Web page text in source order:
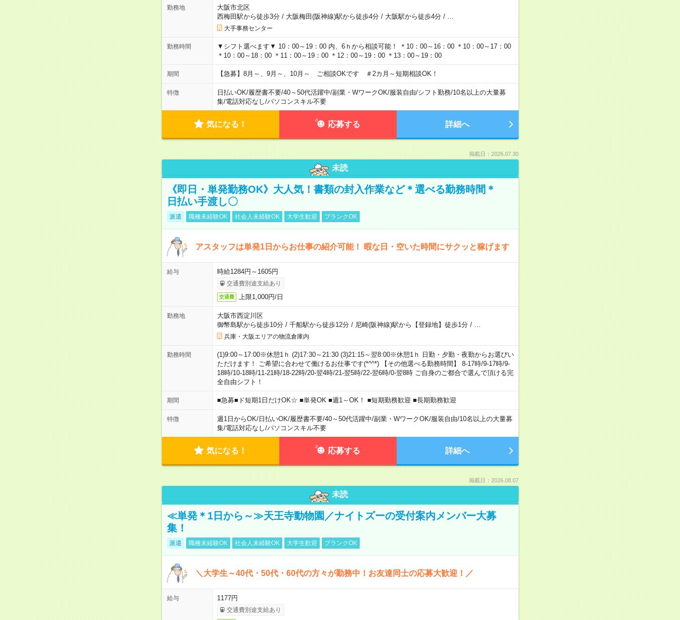
勤務地
大阪市北区
西梅田駅から徒歩3分/ 大阪梅田(阪神線)駅から徒歩4分/ 大阪駅から徒歩4分/
大手事務センター
勤務時間
▼シフト選べます▼ 10：00～19：00 内、6ｈから相談可能！ ＊10：00～16：00 ＊10：00～17：00
＊10：00～18：00 ＊11：00～19：00 ＊12：00～19：00 ＊13：00～19：00
期間 【急募】8月～、9月～、10月～ ご相談OKです ＃2カ月～短期相談OK！
特徴 日払いOK/履歴書不要/40～50代活躍中/副業・WワークOK/服装自由/シフト勤務/10名以上の大量募
集/電話対応なし/パソコンスキル不要
気になる！ 応募する 詳細へ
掲載日：2026.07.30
未読
《即日・単発勤務OK》大人気！書類の封入作業など＊選べる勤務時間＊
日払い手渡し〇
派遣 職種未経験OK 社会人未経験OK 大学生歓迎 ブランクOK
アスタッフは単発1日からお仕事の紹介可能！ 暇な日・空いた時間にサクッと稼げます
給与 時給1284円～1605円
交通費別途支給あり
交通費 上限1,000円/日
勤務地
大阪市西淀川区
御幣島駅から徒歩10分/ 千船駅から徒歩12分/ 尼崎(阪神線)駅から【登録地】徒歩1分/
兵庫・大阪エリアの物流倉庫内
勤務時間
(1)9:00～17:00※休憩1ｈ (2)17:30～21:30 (3)21:15～翌8:00※休憩1ｈ 日勤・夕勤・夜勤からお選びい
ただけます！ ご希望に合わせて働けるお仕事です(*^^*) 【その他選べる勤務時間】 8-17時/9-17時/9-
18時/10-18時/11-21時/18-22時/20-翌4時/21-翌5時/22-翌6時/0-翌8時 ご自身のご都合で選んで頂ける完
全自由シフト！
期間 ■急募■ド短期1日だけOK☆ ■単発OK ■週1～OK！ ■短期勤務歓迎 ■長期勤務歓迎
特徴 週1日からOK/日払いOK/履歴書不要/40～50代活躍中/副業・WワークOK/服装自由/10名以上の大量募
集/電話対応なし/パソコンスキル不要
気になる！ 応募する 詳細へ
掲載日：2026.08.07
未読
≪単発＊1日から～≫天王寺動物園／ナイトズーの受付案内メンバー大募
集！
派遣 職種未経験OK 社会人未経験OK 大学生歓迎 ブランクOK
＼大学生～40代・50代・60代の方々が勤務中！お友達同士の応募大歓迎！／
給与 1177円
交通費別途支給あり